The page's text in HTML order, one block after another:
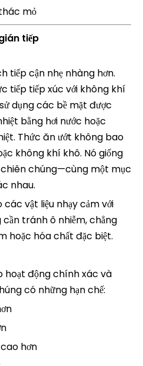
mỏ
tiếp
tiếp cận nhẹ nhàng hơn.
tiếp tiếp xúc với không khí
dụng các bề mặt được
bằng hơi nước hoặc
Thức ăn ướt không bao
không khí khô. Nó giống
chúng—cùng một mục
nhau.
vật liệu nhạy cảm với
tránh ô nhiễm, chẳng
hoặc hóa chất đặc biệt.
hoạt động chính xác và
có những hạn chế:
hơn